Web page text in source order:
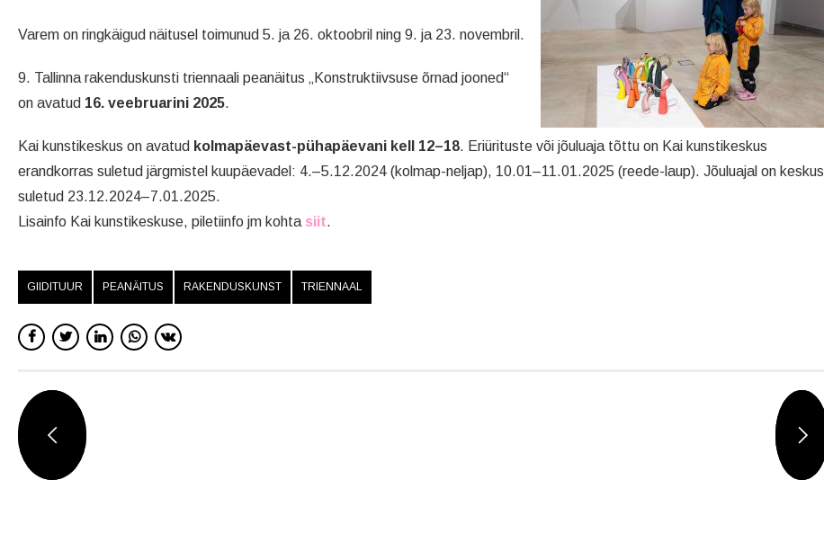
Varem on ringkäigud näitusel toimunud 5. ja 26. oktoobril ning 9. ja 23. novembril.
9. Tallinna rakenduskunsti triennaali peanäitus „Konstruktiivsuse õrnad jooned“
on avatud 16. veebruarini 2025.
Kai kunstikeskus on avatud kolmapäevast-pühapäevani kell 12–18. Eriürituste või jõuluaja tõttu on Kai kunstikeskus
erandkorras suletud järgmistel kuupäevadel: 4.–5.12.2024 (kolmap-neljap), 10.01–11.01.2025 (reede-laup). Jõuluajal on keskus
suletud 23.12.2024–7.01.2025.
Lisainfo Kai kunstikeskuse, piletiinfo jm kohta siit.
GIIDITUUR PEANÄITUS RAKENDUSKUNST TRIENNAAL